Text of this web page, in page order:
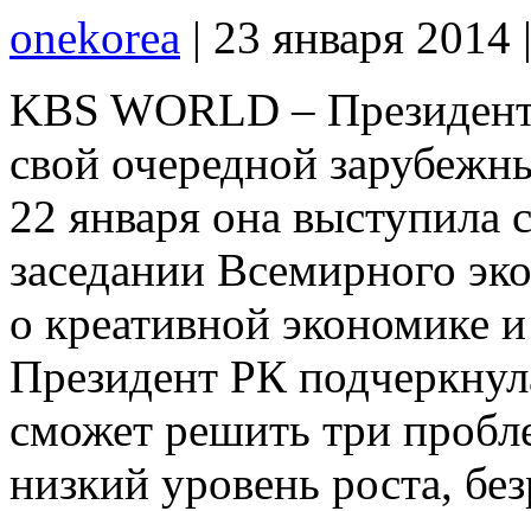
onekorea | 23 января 2014
KBS WORLD –
свой очередной
22 января она выступила
заседании Всемирного
о креативной экономике
Президент РК
сможет решить три
низкий уровень роста,